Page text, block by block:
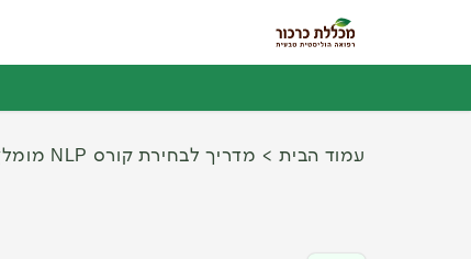
עמוד הבית מדריך לבחירת קורס NLP מומלץ